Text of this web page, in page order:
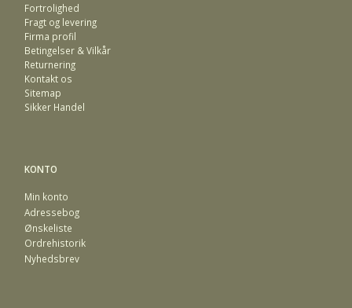
Fortrolighed
Fragt og levering
Firma profil
Betingelser & Vilkår
Returnering
Kontakt os
Sitemap
Sikker Handel
KONTO
Min konto
Adressebog
Ønskeliste
Ordrehistorik
Nyhedsbrev